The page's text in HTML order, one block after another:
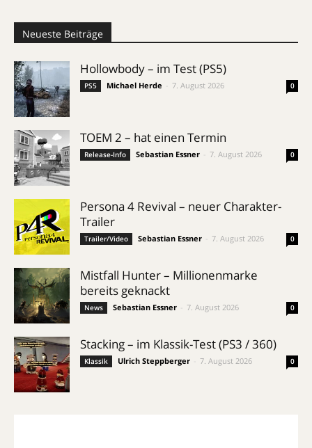
Neueste Beiträge
Hollowbody – im Test (PS5)
PS5 Michael Herde 7. August 2026 0
TOEM 2 – hat einen Termin
Release-Info Sebastian Essner 7. August 2026 0
Persona 4 Revival – neuer Charakter-
Trailer
Trailer/Video Sebastian Essner 7. August 2026 0
Mistfall Hunter – Millionenmarke
bereits geknackt
News Sebastian Essner 7. August 2026 0
Stacking – im Klassik-Test (PS3 / 360)
Klassik Ulrich Steppberger 7. August 2026 0